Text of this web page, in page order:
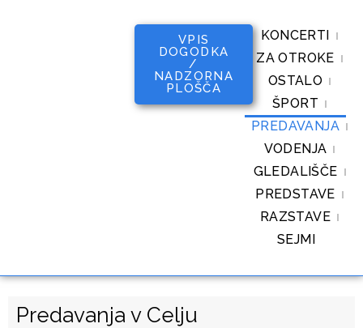
KONCERTI
ZA OTROKE
OSTALO
ŠPORT
PREDAVANJA
VODENJA
GLEDALIŠČE
PREDSTAVE
RAZSTAVE
SEJMI
VPIS
DOGODKA
/
NADZORNA
PLOŠČA
Predavanja v Celju